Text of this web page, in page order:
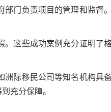
部门负责项目的管理和监督
。这些成功案例充分证明了
洲际移民公司等知名机构具
充分保障。